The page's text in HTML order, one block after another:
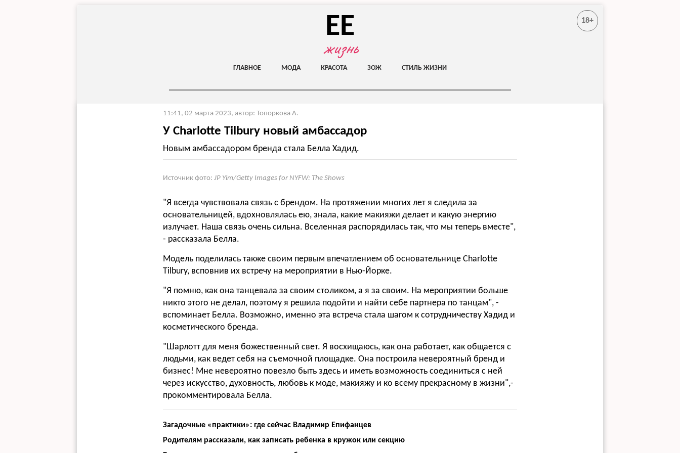
EE
жизнь
18+
ГЛАВНОЕ МОДА КРАСОТА ЗОЖ СТИЛЬ ЖИЗНИ
11:41, 02 марта 2023, автор: Топоркова А.
У Charlotte Tilbury новый амбассадор
Новым амбассадором бренда стала Белла Хадид.
Источник фото: JP Yim/Getty Images for NYFW: The Shows
"Я всегда чувствовала связь с брендом. На протяжении многих лет я следила за
основательницей, вдохновлялась ею, знала, какие макияжи делает и какую энергию
излучает. Наша связь очень сильна. Вселенная распорядилась так, что мы теперь вместе",
- рассказала Белла.
Модель поделилась также своим первым впечатлением об основательнице Charlotte
Tilbury, всповнив их встречу на мероприятии в Нью-Йорке.
"Я помню, как она танцевала за своим столиком, а я за своим. На мероприятии больше
никто этого не делал, поэтому я решила подойти и найти себе партнера по танцам", -
вспоминает Белла. Возможно, именно эта встреча стала шагом к сотрудничеству Хадид и
косметического бренда.
"Шарлотт для меня божественный свет. Я восхищаюсь, как она работает, как общается с
людьми, как ведет себя на съемочной площадке. Она построила невероятный бренд и
бизнес! Мне невероятно повезло быть здесь и иметь возможность соединиться с ней
через искусство, духовность, любовь к моде, макияжу и ко всему прекрасному в жизни",-
прокомментировала Белла.
Загадочные «практики»: где сейчас Владимир Епифанцев
Родителям рассказали, как записать ребенка в кружок или секцию